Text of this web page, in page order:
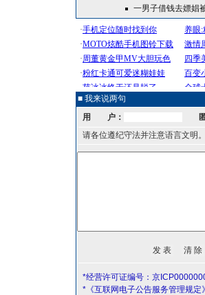
一男子借钱去嫖娼
■ 我来说两句
用 户：
请各位遵纪守法并注意语言文明。
*经营许可证编号：京
*《互联网电子公告服务管理规定》